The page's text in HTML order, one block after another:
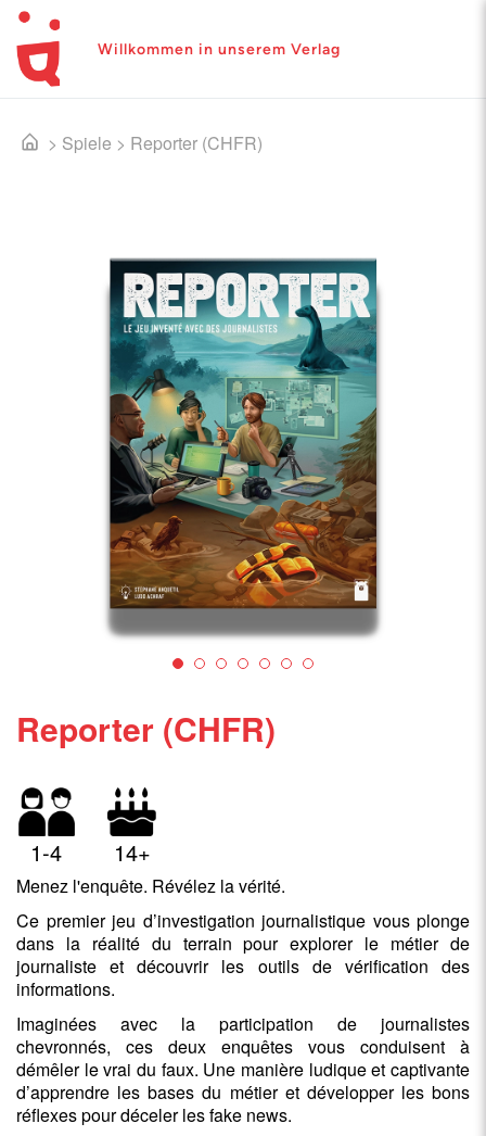
Willkommen in unserem Verlag
> Spiele > Reporter (CHFR)
Reporter (CHFR)
1-4 14+
Menez l'enquête. Révélez la vérité.
Ce premier jeu d’investigation journalistique vous plonge
dans la réalité du terrain pour explorer le métier de
journaliste et découvrir les outils de vérification des
informations.
Imaginées avec la participation de journalistes
chevronnés, ces deux enquêtes vous conduisent à
démêler le vrai du faux. Une manière ludique et captivante
d’apprendre les bases du métier et développer les bons
réflexes pour déceler les fake news.